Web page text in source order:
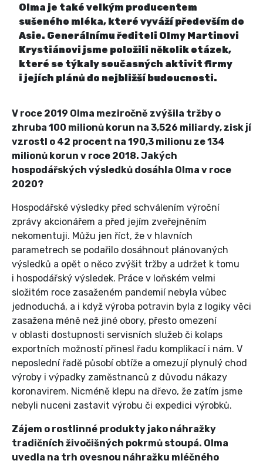
Olma je také velkým producentem
sušeného mléka, které vyváží především do
Asie. Generálnímu řediteli Olmy Martinovi
Krystiánovi jsme položili několik otázek,
které se týkaly současných aktivit firmy
i jejích plánů do nejbližší budoucnosti.
V roce 2019 Olma meziročně zvýšila tržby o
zhruba 100 milionů korun na 3,526 miliardy, zisk jí
vzrostl o 42 procent na 190,3 milionu ze 134
milionů korun v roce 2018. Jakých
hospodářských výsledků dosáhla Olma v roce
2020?
Hospodářské výsledky před schválením výroční
zprávy akcionářem a před jejím zveřejněním
nekomentuji. Můžu jen říct, že v hlavních
parametrech se podařilo dosáhnout plánovaných
výsledků a opět o něco zvýšit tržby a udržet k tomu
i hospodářský výsledek. Práce v loňském velmi
složitém roce zasaženém pandemií nebyla vůbec
jednoduchá, a i když výroba potravin byla z logiky věci
zasažena méně než jiné obory, přesto omezení
v oblasti dostupnosti servisních služeb či kolaps
exportních možností přinesl řadu komplikací i nám. V
neposlední řadě působí obtíže a omezují plynulý chod
výroby i výpadky zaměstnanců z důvodu nákazy
koronavirem. Nicméně klepu na dřevo, že zatím jsme
nebyli nuceni zastavit výrobu či expedici výrobků.
Zájem o rostlinné produkty jako náhražky
tradičních živočišných pokrmů stoupá. Olma
uvedla na trh ovesnou náhražku mléčného